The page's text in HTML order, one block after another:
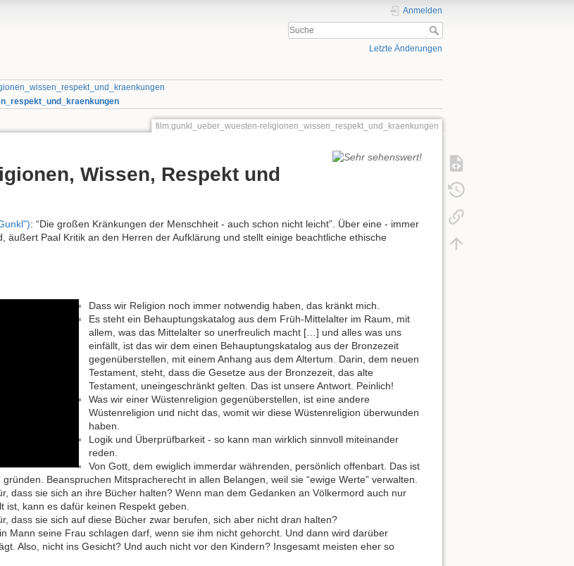
Anmelden
Letzte Änderungen
film:gunkl_ueber_wuesten-religionen_wissen_respekt_und_kraenkungen
Wissen, Respekt und
: “Die großen Kränkungen der Menschheit - auch schon nicht leicht”. Über eine - immer
äußert Paal Kritik an den Herren der Aufklärung und stellt einige beachtliche ethische
Dass wir Religion noch immer notwendig haben, das kränkt mich.
Es steht ein Behauptungskatalog aus dem Früh-Mittelalter im Raum, mit
allem, was das Mittelalter so unerfreulich macht […] und alles was uns
einfällt, ist das wir dem einen Behauptungskatalog aus der Bronzezeit
gegenüberstellen, mit einem Anhang aus dem Altertum. Darin, dem neuen
Testament, steht, dass die Gesetze aus der Bronzezeit, das alte
Testament, uneingeschränkt gelten. Das ist unsere Antwort. Peinlich!
Was wir einer Wüstenreligion gegenüberstellen, ist eine andere
Wüstenreligion und nicht das, womit wir diese Wüstenreligion überwunden
haben.
Logik und Überprüfbarkeit - so kann man wirklich sinnvoll miteinander
reden.
Von Gott, dem ewiglich immerdar währenden, persönlich offenbart. Das ist
Beanspruchen Mitspracherecht in allen Belangen, weil sie “ewige Werte” verwalten.
dass sie sich an ihre Bücher halten? Wenn man dem Gedanken an Völkermord auch nur
kann es dafür keinen Respekt geben.
dass sie sich auf diese Bücher zwar berufen, sich aber nicht dran halten?
Mann seine Frau schlagen darf, wenn sie ihm nicht gehorcht. Und dann wird darüber
Also, nicht ins Gesicht? Und auch nicht vor den Kindern? Insgesamt meisten eher so